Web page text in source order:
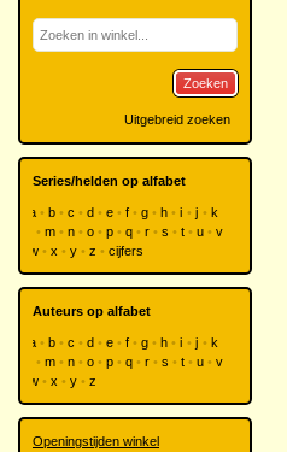
Zoeken
Uitgebreid zoeken
Series/helden op alfabet
a b c d e f g h i j
k
m n o p q r s t u
v
w
x y z cijfers
Auteurs op alfabet
a b c d e f g h i j
k
m n o p q r s t u
v
w
x y z
Openingstijden winkel